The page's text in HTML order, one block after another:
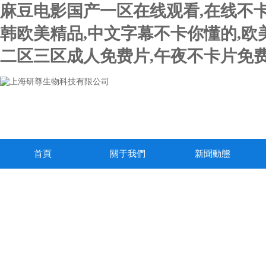
麻豆电影国产一区在线观看,在线不
韩欧美精品,中文字幕不卡你懂的,
二区三区成人免费片,午夜不卡片免
首頁 關于我們 新聞動態